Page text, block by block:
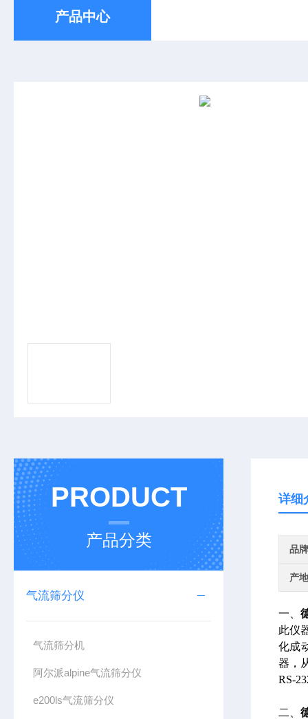
产品中心
PRODUCT
产品分类
气流筛分仪
气流筛分机
阿尔派alpine气流筛分仪
e200ls气流筛分仪
详细
品牌
产
一、
此仪
化成
器，
RS-
二、